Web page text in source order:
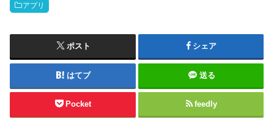
アプリ
ポスト シェア
はてブ 送る
Pocket feedly